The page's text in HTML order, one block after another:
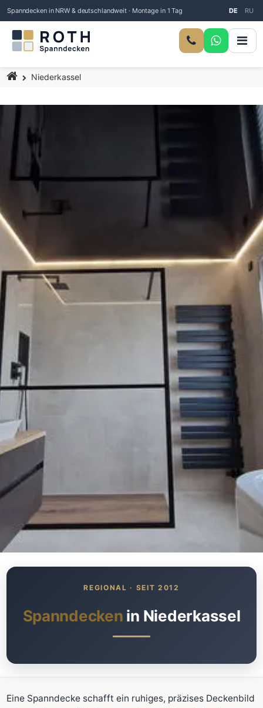
Spanndecken in NRW & deutschlandweit · Montage in 1 Tag DE RU
Startseite
Niederkassel
Was kostet meine neue
Spanndecke?
Schnellrechner
Spanndecken in Niederkassel
Eine Spanndecke schafft ein ruhiges, präzises Deckenbild